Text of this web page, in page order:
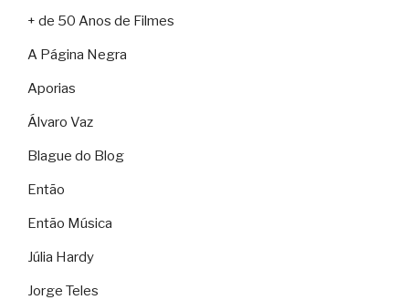
+ de 50 Anos de Filmes
A Página Negra
Aporias
Álvaro Vaz
Blague do Blog
Então
Então Música
Júlia Hardy
Jorge Teles